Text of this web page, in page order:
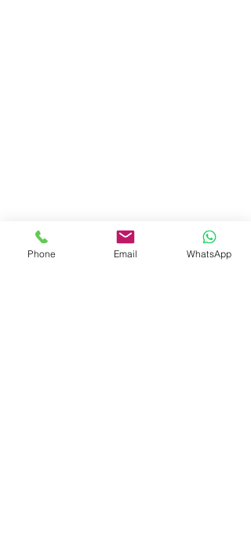
Phone Email WhatsApp